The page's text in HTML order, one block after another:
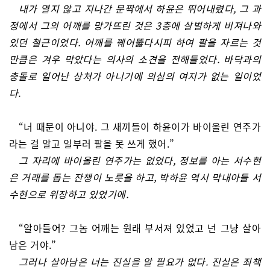
내가 열지 않고 지나간 문짝에서 하윤은 뛰어내렸다, 그 과
정에서 그의 어깨를 망가뜨린 것은 3층에 살벌하게 비져나와
있던 철근이었다. 어깨를 꿰어뚫다시피 하여 팔을 자르는 것
만큼은 겨우 막았다는 의사의 소견을 전해들었다. 바닥과의
충돌로 일어난 상처가 아니기에 의심의 여지가 없는 일이었
다.
“너 때문이 아니야. 그 새끼들이 하윤이가 바이올린 연주가
라는 걸 알고 일부러 팔을 못 쓰게 했어.”
그 자리에 바이올린 연주가는 없었다, 정보를 아는 서수현
은 거래를 돕는 잔챙이 노릇을 하고, 박하윤 역시 막내아들 서
수현으로 위장하고 있었기에.
“알아들어? 그놈 어깨는 원래 부서져 있었고 넌 그냥 살아
남은 거야.”
그러나 살아남은 너는 진실을 알 필요가 없다. 진실은 죄책